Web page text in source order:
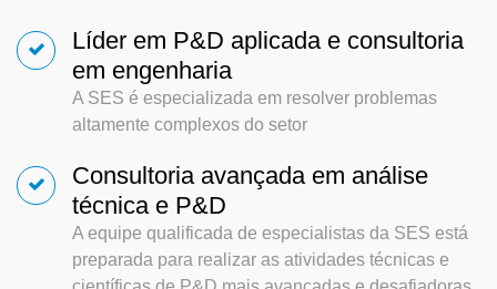
Líder em P&D aplicada e consultoria
em engenharia
A SES é especializada em resolver problemas
altamente complexos do setor
Consultoria avançada em análise
técnica e P&D
A equipe qualificada de especialistas da SES está
preparada para realizar as atividades técnicas e